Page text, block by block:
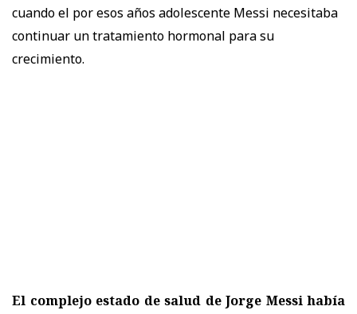
cuando el por esos años adolescente Messi necesitaba
continuar un tratamiento hormonal para su
crecimiento.
El complejo estado de salud de Jorge Messi había